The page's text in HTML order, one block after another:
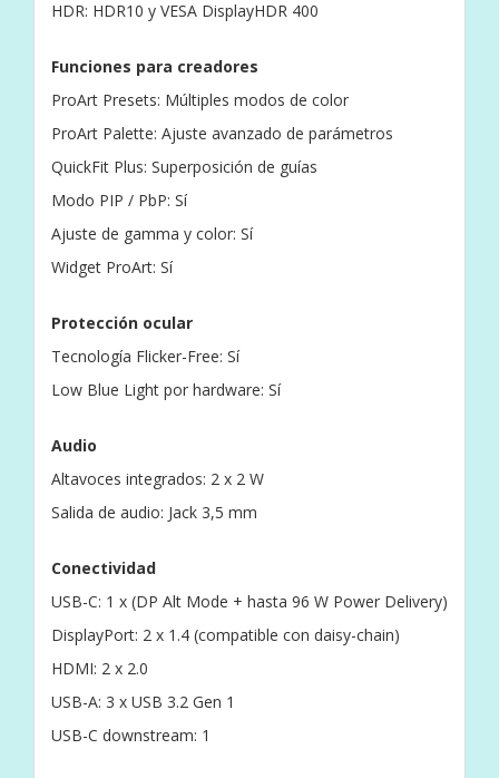
HDR: HDR10 y VESA DisplayHDR 400
Funciones para creadores
ProArt Presets: Múltiples modos de color
ProArt Palette: Ajuste avanzado de parámetros
QuickFit Plus: Superposición de guías
Modo PIP / PbP: Sí
Ajuste de gamma y color: Sí
Widget ProArt: Sí
Protección ocular
Tecnología Flicker-Free: Sí
Low Blue Light por hardware: Sí
Audio
Altavoces integrados: 2 x 2 W
Salida de audio: Jack 3,5 mm
Conectividad
USB-C: 1 x (DP Alt Mode + hasta 96 W Power Delivery)
DisplayPort: 2 x 1.4 (compatible con daisy-chain)
HDMI: 2 x 2.0
USB-A: 3 x USB 3.2 Gen 1
USB-C downstream: 1